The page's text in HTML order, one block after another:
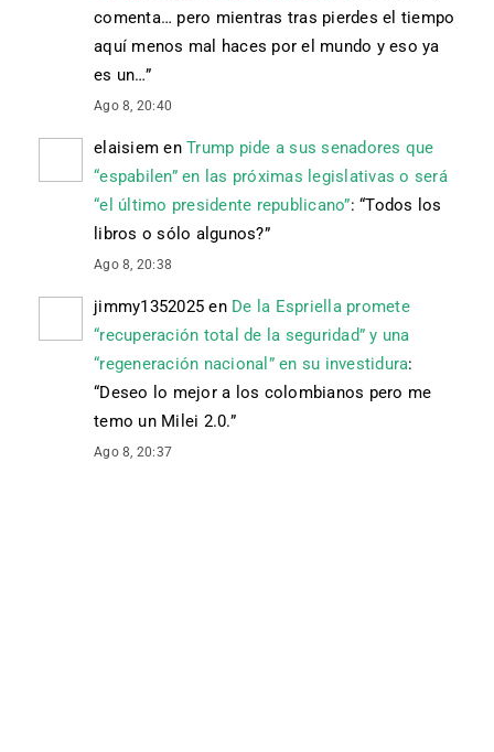
comenta… pero mientras tras pierdes el tiempo
aquí menos mal haces por el mundo y eso ya
es un…”
Ago 8, 20:40
elaisiem en Trump pide a sus senadores que
“espabilen” en las próximas legislativas o será
“el último presidente republicano”: “Todos los
libros o sólo algunos?”
Ago 8, 20:38
jimmy1352025 en De la Espriella promete
“recuperación total de la seguridad” y una
“regeneración nacional” en su investidura:
“Deseo lo mejor a los colombianos pero me
temo un Milei 2.0.”
Ago 8, 20:37